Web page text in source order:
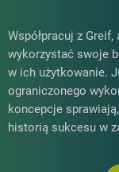
Współpracuj z
wykorzystać swoje
w ich użytkowanie.
ograniczonego
koncepcje
historią sukcesu w